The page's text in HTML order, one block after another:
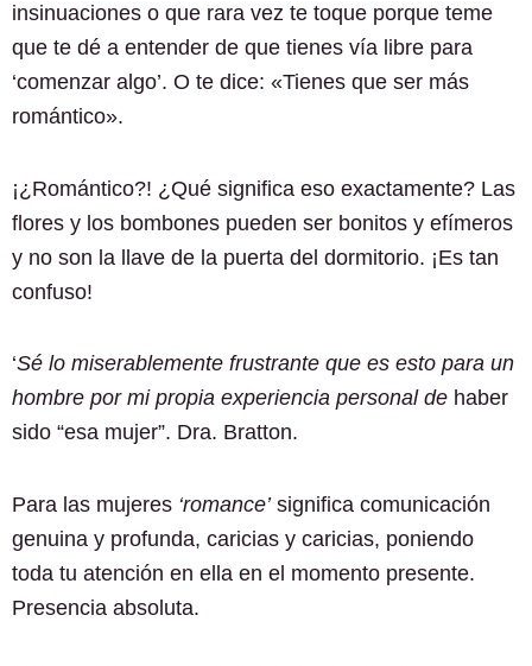
insinuaciones o que rara vez te toque porque teme
que te dé a entender de que tienes vía libre para
‘comenzar algo’. O te dice: «Tienes que ser más
romántico».
¡¿Romántico?! ¿Qué significa eso exactamente? Las
flores y los bombones pueden ser bonitos y efímeros
y no son la llave de la puerta del dormitorio. ¡Es tan
confuso!
‘Sé lo miserablemente frustrante que es esto para un
hombre por mi propia experiencia personal de haber
sido “esa mujer”. Dra. Bratton.
Para las mujeres ‘romance’significa comunicación
genuina y profunda, caricias y caricias, poniendo
toda tu atención en ella en el momento presente.
Presencia absoluta.